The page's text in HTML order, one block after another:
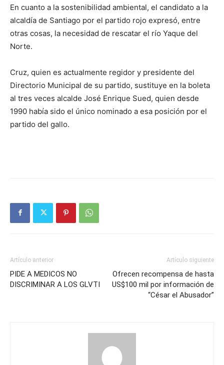
En cuanto a la sostenibilidad ambiental, el candidato a la
alcaldía de Santiago por el partido rojo expresó, entre
otras cosas, la necesidad de rescatar el río Yaque del
Norte.
Cruz, quien es actualmente regidor y presidente del
Directorio Municipal de su partido, sustituye en la boleta
al tres veces alcalde José Enrique Sued, quien desde
1990 había sido el único nominado a esa posición por el
partido del gallo.
Artículo anterior
PIDE A MEDICOS NO
DISCRIMINAR A LOS GLVTI
Artículo siguiente
Ofrecen recompensa de hasta
US$100 mil por información de
“César el Abusador”